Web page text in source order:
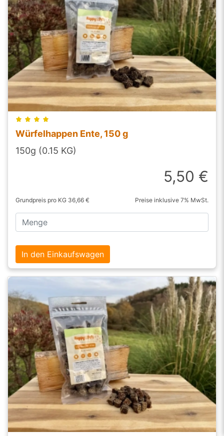
Würfelhappen Ente, 150 g
150g (0.15 KG)
5,50 €
Grundpreis pro KG 36,66 € Preise inklusive 7% MwSt.
In den Einkaufswagen